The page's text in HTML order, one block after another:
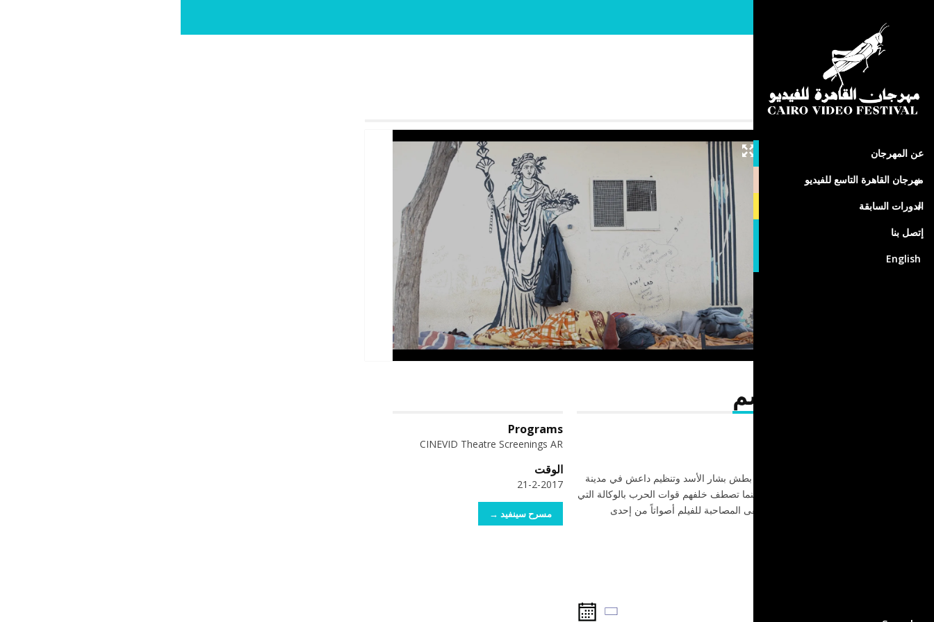
عن المهرجان
مهرجان القاهرة التاسع للفيديو
الدورات السابقة
إتصل بنا
English
أيمن نحلة
لبنان
الآن: نهاية الموسم
ينتظر الآلاف من السوريين الفارين من بطش بشار الأسد وتنظيم داعش في مدينة
أزمير التركية العالمية لعبور بحر إيجه بينما تصطف خلفهم قوات الحرب بالوكالة التي
تقضي مدة خدمتها هناك وتقدم الموسيقى المصاحبة للفيلم أصواتاً من إحدى
Programs
CINEVID Theatre Screenings AR
الوقت
21-2-2017
مسرح سينفيد →